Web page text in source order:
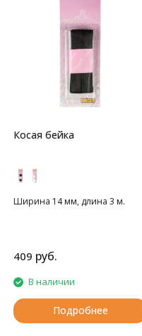
Косая бейка
Ширина 14 мм, длина 3 м.
409 руб.
В наличии
Подробнее